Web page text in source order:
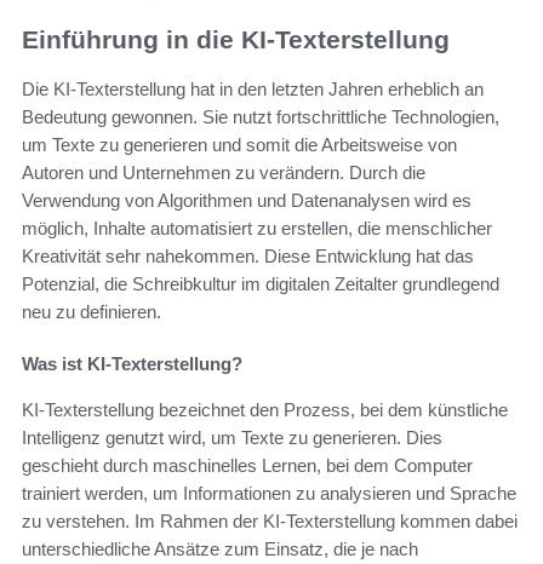
Einführung in die KI-Texterstellung
Die KI-Texterstellung hat in den letzten Jahren erheblich an
Bedeutung gewonnen. Sie nutzt fortschrittliche Technologien,
um Texte zu generieren und somit die Arbeitsweise von
Autoren und Unternehmen zu verändern. Durch die
Verwendung von Algorithmen und Datenanalysen wird es
möglich, Inhalte automatisiert zu erstellen, die menschlicher
Kreativität sehr nahekommen. Diese Entwicklung hat das
Potenzial, die Schreibkultur im digitalen Zeitalter grundlegend
neu zu definieren.
Was ist KI-Texterstellung?
KI-Texterstellung bezeichnet den Prozess, bei dem künstliche
Intelligenz genutzt wird, um Texte zu generieren. Dies
geschieht durch maschinelles Lernen, bei dem Computer
trainiert werden, um Informationen zu analysieren und Sprache
zu verstehen. Im Rahmen der KI-Texterstellung kommen dabei
unterschiedliche Ansätze zum Einsatz, die je nach